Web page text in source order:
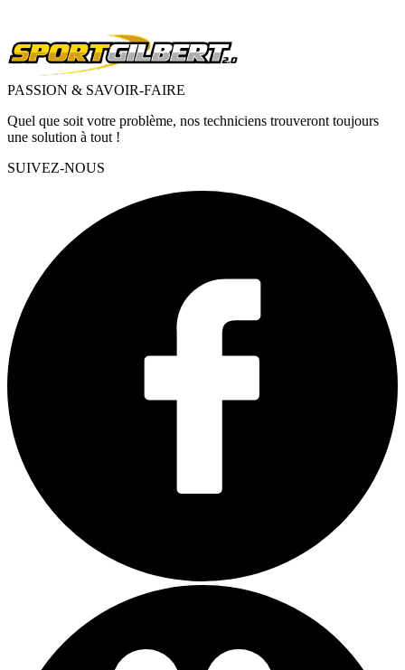
PASSION & SAVOIR-FAIRE
Quel que soit votre problème, nos techniciens trouveront toujours
une solution à tout !
SUIVEZ-NOUS